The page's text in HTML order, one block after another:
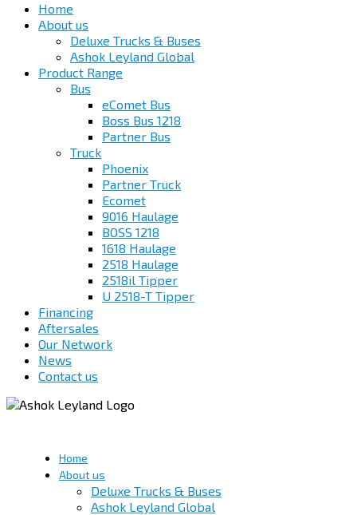
Home
About us
Deluxe Trucks & Buses
Ashok Leyland Global
Product Range
Bus
eComet Bus
Boss Bus 1218
Partner Bus
Truck
Phoenix
Partner Truck
Ecomet
9016 Haulage
BOSS 1218
1618 Haulage
2518 Haulage
2518il Tipper
U 2518-T Tipper
Financing
Aftersales
Our Network
News
Contact us
Home
About us
Deluxe Trucks & Buses
Ashok Leyland Global